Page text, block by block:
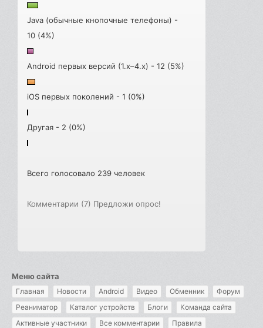
Java (обычные кнопочные телефоны) -
10 (4%)
Android первых версий (1.x–4.x) - 12 (5%)
iOS первых поколений - 1 (0%)
Другая - 2 (0%)
Всего голосовало 239 человек
Комментарии (7) Предложи опрос!
Меню сайта
Главная Новости Android Видео Обменник
Форум
Реаниматор
Каталог устройств Блоги
Команда сайта
Активные участники
Все комментарии Правила